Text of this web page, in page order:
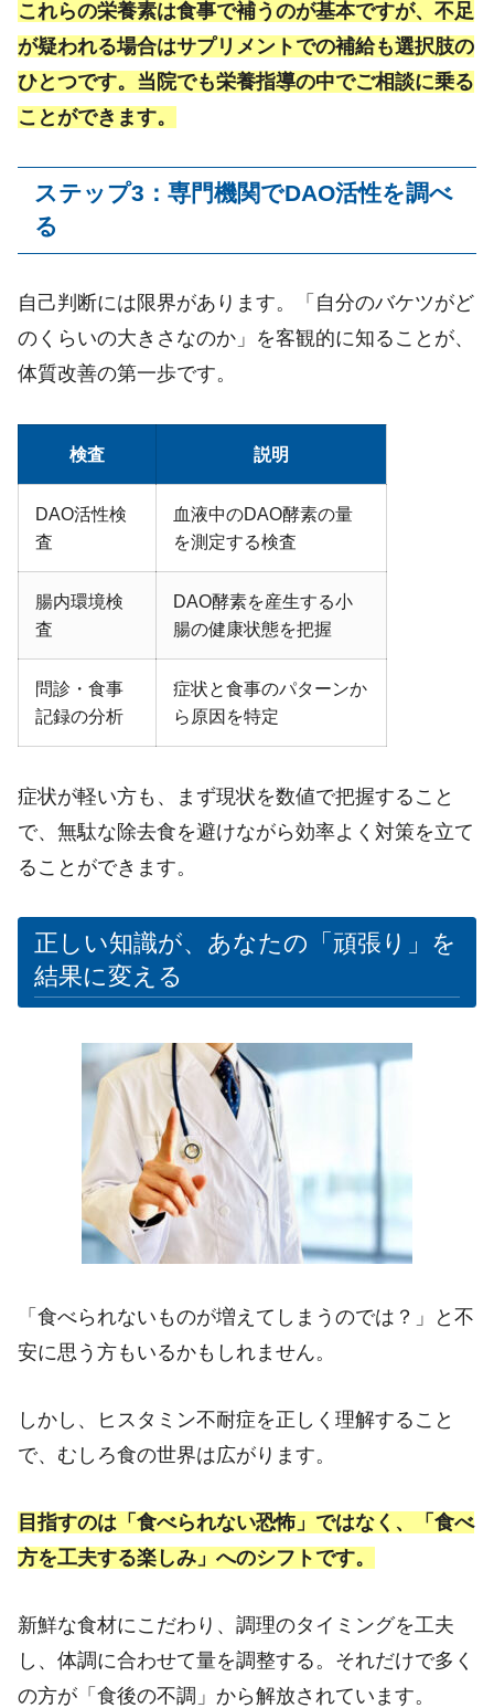
これらの栄養素は食事で補うのが基本ですが、不足
が疑われる場合はサプリメントでの補給も選択肢の
ひとつです。当院でも栄養指導の中でご相談に乗る
ことができます。
ステップ3 ：専門機関でDAO活性を調べ
る
自己判断には限界があります。「自分のバケツがど
のくらいの大きさなのか」を客観的に知ることが、
体質改善の第一歩です。
検査 説明
DAO活性検
査
血液中のDAO酵素の量
を測定する検査
腸内環境検
査
DAO酵素を産生する小
腸の健康状態を把握
問診・食事
記録の分析
症状と食事のパターンか
ら原因を特定
症状が軽い方も、まず現状を数値で把握すること
で、無駄な除去食を避けながら効率よく対策を立て
ることができます。
正しい知識が、あなたの「頑張り」を
結果に変える
「食べられないものが増えてしまうのでは？」と不
安に思う方もいるかもしれません。
しかし、ヒスタミン不耐症を正しく理解すること
で、むしろ食の世界は広がります。
目指すのは「食べられない恐怖」ではなく、「食べ
方を工夫する楽しみ」へのシフトです。
新鮮な食材にこだわり、調理のタイミングを工夫
し、体調に合わせて量を調整する。それだけで多く
の方が「食後の不調」から解放されています。